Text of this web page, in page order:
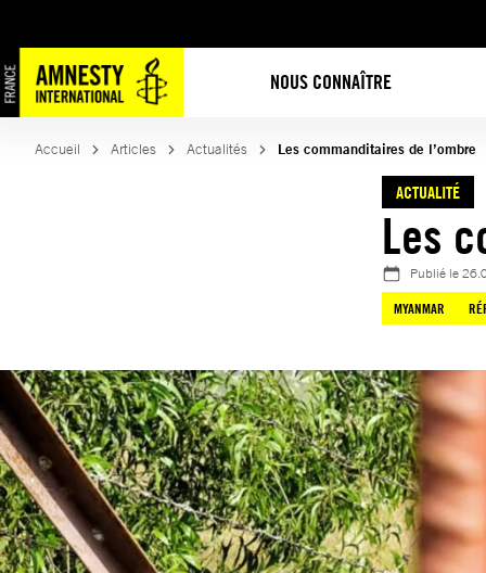
NOUS CONNAÎTRE
au
contenu
Accueil Articles Actualités Les commanditaires de l’ombre
ACTUALITÉ
Les
Publié le
MYANMAR